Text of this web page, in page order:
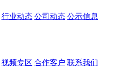
行业动态 公司动态 公示信息
视频专区 合作客户 联系我们